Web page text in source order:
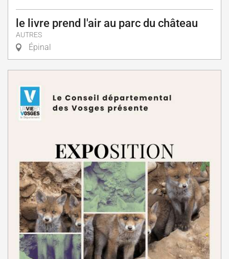
le livre prend l'air au parc du château
AUTRES
Épinal